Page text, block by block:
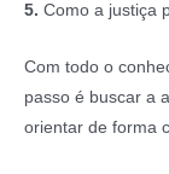
5. Como a justiça
Com todo o
passo é buscar a
orientar de forma